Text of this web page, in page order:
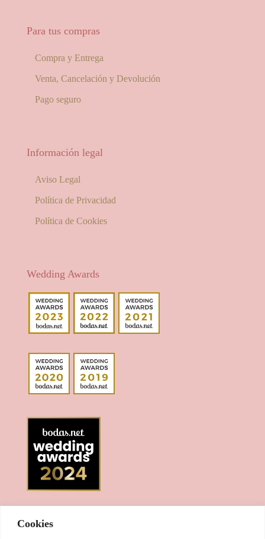
Cookies
Para tus compras
Compra y Entrega
Venta, Cancelación y Devolución
Pago seguro
Información legal
Aviso Legal
Política de Privacidad
Política de Cookies
Wedding Awards